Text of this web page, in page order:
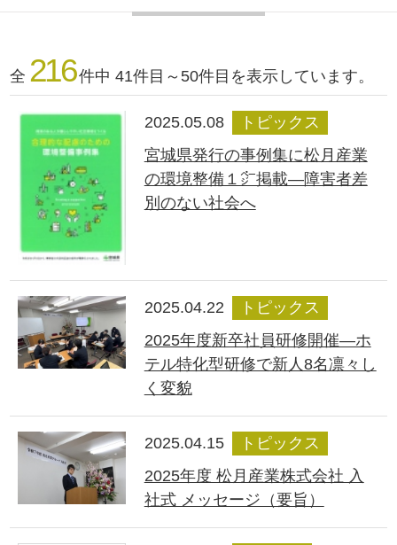
全 216 件中 41件目～50件目を表示しています。
2025.05.08
トピックス
宮城県発行の事例集に松月産業
の環境整備１㌻掲載―障害者差
別のない社会へ
2025.04.22
トピックス
2025年度新卒社員研修開催―ホ
テル特化型研修で新人8名凛々し
く変貌
2025.04.15
トピックス
2025年度 松月産業株式会社 入
社式 メッセージ（要旨）